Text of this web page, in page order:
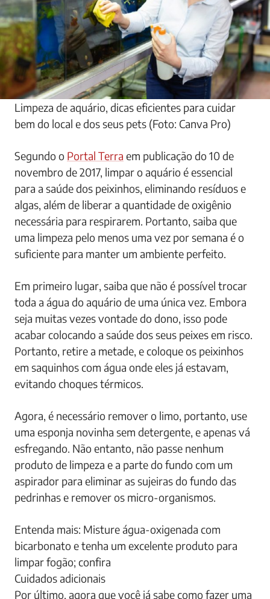
Limpeza de aquário, dicas eficientes para cuidar
bem do local e dos seus pets (Foto: Canva Pro)
Segundo o Portal Terra em publicação do 10 de
novembro de 2017, limpar o aquário é essencial
para a saúde dos peixinhos, eliminando resíduos e
algas, além de liberar a quantidade de oxigênio
necessária para respirarem. Portanto, saiba que
uma limpeza pelo menos uma vez por semana é o
suficiente para manter um ambiente perfeito.
Em primeiro lugar, saiba que não é possível trocar
toda a água do aquário de uma única vez. Embora
seja muitas vezes vontade do dono, isso pode
acabar colocando a saúde dos seus peixes em risco.
Portanto, retire a metade, e coloque os peixinhos
em saquinhos com água onde eles já estavam,
evitando choques térmicos.
Agora, é necessário remover o limo, portanto, use
uma esponja novinha sem detergente, e apenas vá
esfregando. Não entanto, não passe nenhum
produto de limpeza e a parte do fundo com um
aspirador para eliminar as sujeiras do fundo das
pedrinhas e remover os micro-organismos.
Entenda mais: Misture água-oxigenada com
bicarbonato e tenha um excelente produto para
limpar fogão; confira
Cuidados adicionais
Por último, agora que você já sabe como fazer uma